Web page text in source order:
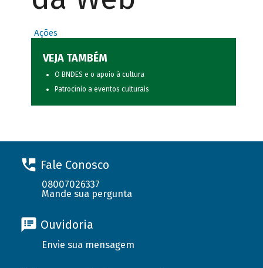
Ações
VEJA TAMBÉM
O BNDES e o apoio à cultura
Patrocínio a eventos culturais
Fale Conosco
08007026337
Mande sua pergunta
Ouvidoria
Envie sua mensagem